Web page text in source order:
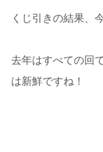
くじ引きの結果、
去年はすべての回
は新鮮ですね！